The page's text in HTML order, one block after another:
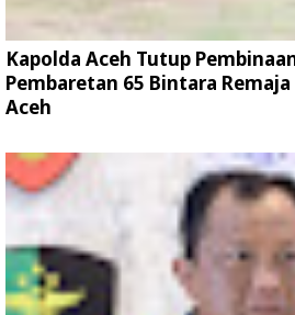
Kapolda Aceh Tutup
Pembaretan 65 Bintara
Aceh